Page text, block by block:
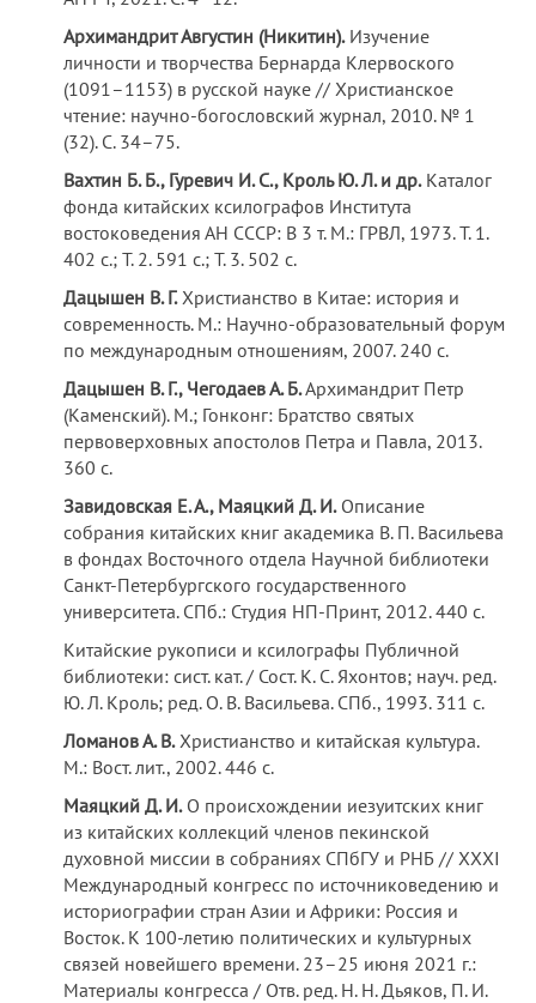
Архимандрит Августин (Никитин).Изучение
личности и творчества Бернарда Клервоского
(1091–1153) в русской науке // Христианское
чтение: научно-богословский журнал, 2010. № 1
(32). С. 34–75.
Вахтин Б. Б., Гуревич И. С., Кроль Ю. Л. и др.Каталог
фонда китайских ксилографов Института
востоковедения АН СССР: В 3 т. М.: ГРВЛ, 1973. Т. 1.
402 с.; Т. 2. 591 с.; Т. 3. 502 с.
Дацышен В. Г.Христианство в Китае: история и
современность. М.: Научно-образовательный форум
по международным отношениям, 2007. 240 с.
Дацышен В. Г., Чегодаев А. Б.Архимандрит Петр
(Каменский). М.; Гонконг: Братство святых
первоверховных апостолов Петра и Павла, 2013.
360 с.
Завидовская Е. А., Маяцкий Д. И.Описание
собрания китайских книг академика В. П. Васильева
в фондах Восточного отдела Научной библиотеки
Санкт-Петербургского государственного
университета. СПб.: Студия НП-Принт, 2012. 440 с.
Китайские рукописи и ксилографы Публичной
библиотеки: сист. кат. / Сост. К. С. Яхонтов; науч. ред.
Ю. Л. Кроль; ред. О. В. Васильева. СПб., 1993. 311 с.
Ломанов А. В.Христианство и китайская культура.
М.: Вост. лит., 2002. 446 с.
Маяцкий Д. И.О происхождении иезуитских книг
из китайских коллекций членов пекинской
духовной миссии в собраниях СПбГУ и РНБ // XXXI
Международный конгресс по источниковедению и
историографии стран Азии и Африки: Россия и
Восток. К 100-летию политических и культурных
связей новейшего времени. 23–25 июня 2021 г.:
Материалы конгресса / Отв. ред. Н. Н. Дьяков, П. И.